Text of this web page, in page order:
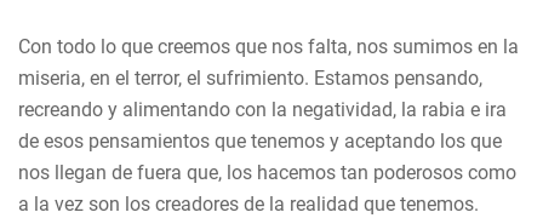
Con todo lo que creemos que nos falta, nos sumimos en la
miseria, en el terror, el sufrimiento. Estamos pensando,
recreando y alimentando con la negatividad, la rabia e ira
de esos pensamientos que tenemos y aceptando los que
nos llegan de fuera que, los hacemos tan poderosos como
a la vez son los creadores de la realidad que tenemos.